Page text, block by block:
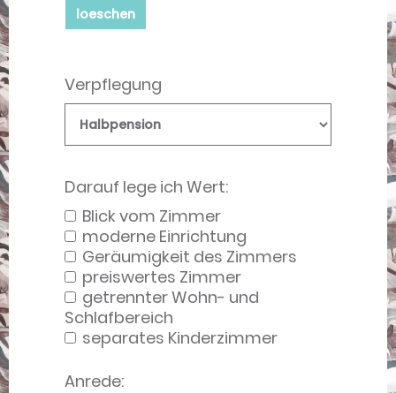
loeschen
Verpflegung
Darauf lege ich Wert:
Blick vom Zimmer
moderne Einrichtung
Geräumigkeit des Zimmers
preiswertes Zimmer
getrennter Wohn- und
Schlafbereich
separates Kinderzimmer
Anrede: